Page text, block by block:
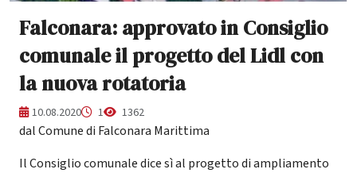
Falconara: approvato in Consiglio
comunale il progetto del Lidl con
la nuova rotatoria
10.08.2020 1 1362
dal Comune di Falconara Marittima
Il Consiglio comunale dice sì al progetto di ampliamento